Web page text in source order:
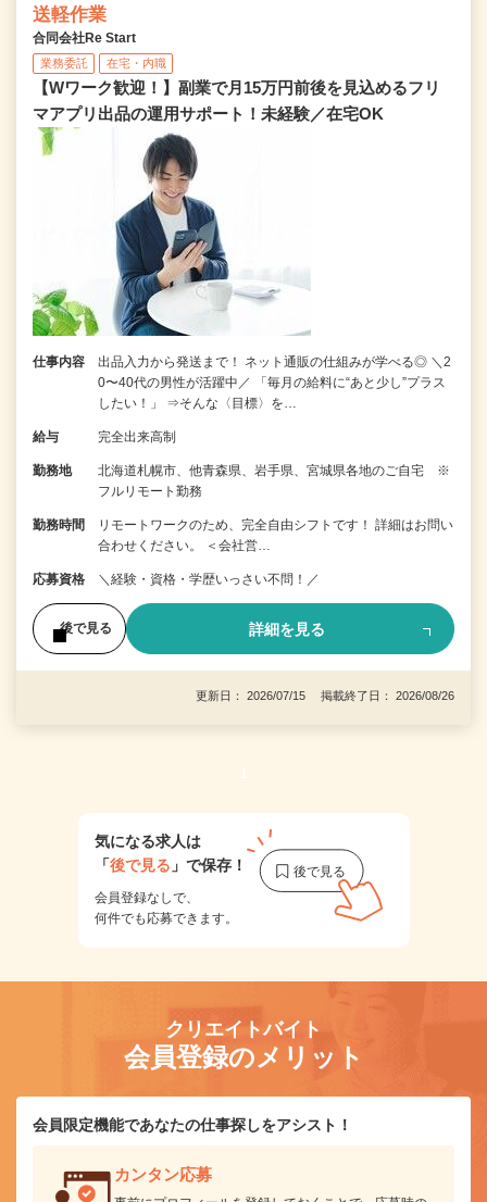
送軽作業
合同会社Re Start
業務委託 在宅・内職
【Wワーク歓迎！】副業で月15万円前後を見込めるフリ
マアプリ出品の運用サポート！未経験／在宅OK
仕事内容
出品入力から発送まで！ ネット通販の仕組みが学べる◎ ＼2
0〜40代の男性が活躍中／ 「毎月の給料に“あと少し”プラス
したい！」 ⇒そんな〈目標〉を…
給与 完全出来高制
勤務地
北海道札幌市、他青森県、岩手県、宮城県各地のご自宅 ※
フルリモート勤務
勤務時間
リモートワークのため、完全自由シフトです！ 詳細はお問い
合わせください。 ＜会社営…
応募資格 ＼経験・資格・学歴いっさい不問！／
後で見る 詳細を見る
更新日： 2026/07/15 掲載終了日： 2026/08/26
1
気になる求人は
「後で見る 」で保存！
会員登録なしで、
何件でも応募できます。
クリエイトバイト
会員登録のメリット
会員限定機能であなたの仕事探しをアシスト！
カンタン応募